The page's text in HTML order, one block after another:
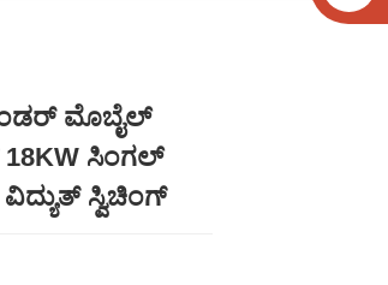
ಮೊಬೈಲ್
ಸಿಂಗಲ್
ಸ್ವಿಚಿಂಗ್